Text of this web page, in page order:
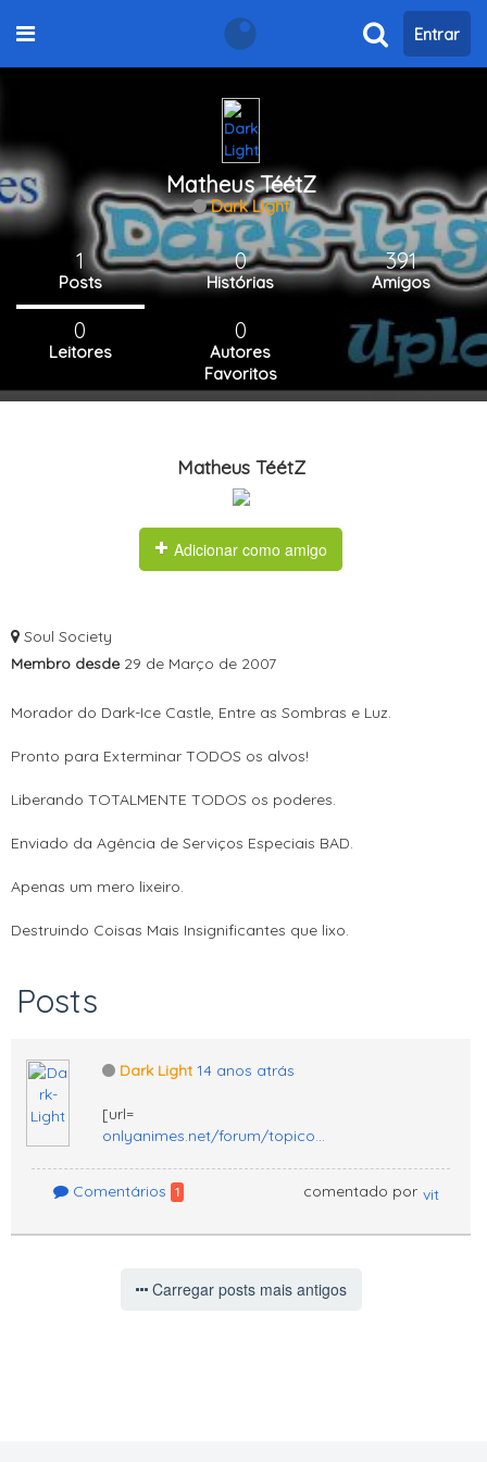
Entrar
Matheus TéétZ
Dark Light
1
Posts
0
Histórias
391
Amigos
0
Leitores
0
Autores
Favoritos
Posts
Dark Light 14 anos atrás
[url=
onlyanimes.net/forum/topico...
Comentários 1 comentado por
Carregar posts mais antigos
Matheus TéétZ
Adicionar como amigo
Soul Society
Membro desde 29 de Março de 2007
Morador do Dark-Ice Castle, Entre as Sombras e Luz.
Pronto para Exterminar TODOS os alvos!
Liberando TOTALMENTE TODOS os poderes.
Enviado da Agência de Serviços Especiais BAD.
Apenas um mero lixeiro.
Destruindo Coisas Mais Insignificantes que lixo.